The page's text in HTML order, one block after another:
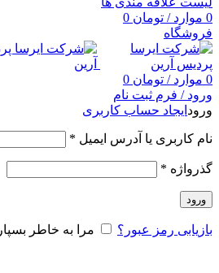
0 موارد / تومان
فروشگاه
0 موارد / تومان
ورود / فرم ثبت نام
ورود ایجاد حساب کاربری
نام کاربری یا آدرس ایمیل *
گذرواژه *
ورود
بازیابی رمز عبور؟ مرا به خاطر بسپار